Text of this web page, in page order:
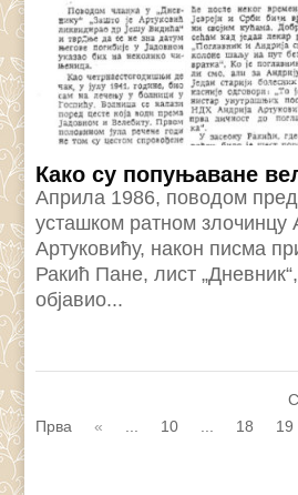
Како су попуњаване
Априла 1986, поводом
усташком ратном злочинцу
Артуковићу, након писма
Ракић Пане, лист
објавио...
Прва
« 10 18 19